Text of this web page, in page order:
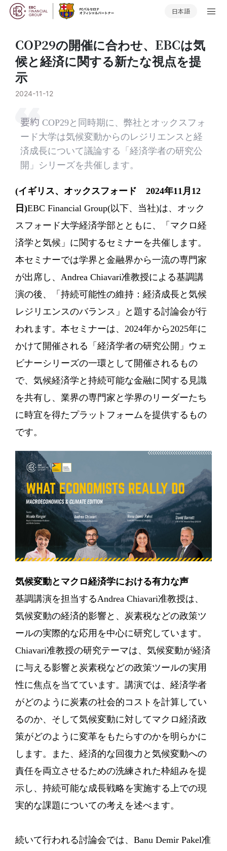
日本語
COP29の開催に合わせ、EBCは気
候と経済に関する新たな視点を提
示
2024-11-12
要約 COP29と同時期に、弊社とオックスフォ
ード大学は気候変動からのレジリエンスと経
済成長について議論する「経済学者の研究公
開」シリーズを共催します。
(イギリス、オックスフォード 2024年11月12
日)EBC Financial Group(以下、当社)は、オック
スフォード大学経済学部とともに、「マクロ経
済学と気候」に関するセミナーを共催します。
本セミナーでは学界と金融界から一流の専門家
が出席し、Andrea Chiavari准教授による基調講
演の後、「持続可能性の維持：経済成長と気候
レジリエンスのバランス」と題する討論会が行
われます。本セミナーは、2024年から2025年に
かけて開催される「経済学者の研究公開」ウェ
ビナーシリーズの一環として開催されるもの
で、気候経済学と持続可能な金融に関する見識
を共有し、業界の専門家と学界のリーダーたち
に時宜を得たプラットフォームを提供するもの
です。
気候変動とマクロ経済学における有力な声
基調講演を担当するAndrea Chiavari准教授は、
気候変動の経済的影響と、炭素税などの政策ツ
ールの実際的な応用を中心に研究しています。
Chiavari准教授の研究テーマは、気候変動が経済
に与える影響と炭素税などの政策ツールの実用
性に焦点を当てています。講演では、経済学者
がどのように炭素の社会的コストを計算してい
るのか、そして気候変動に対してマクロ経済政
策がどのように変革をもたらすのかを明らかに
します。また、経済的な回復力と気候変動への
責任を両立させるための洗練された枠組みを提
示し、持続可能な成長戦略を実施する上での現
実的な課題についての考えを述べます。
続いて行われる討論会では、Banu Demir Pakel准